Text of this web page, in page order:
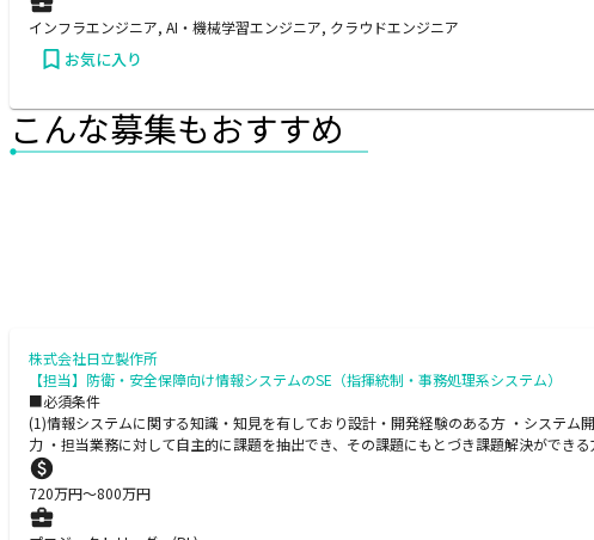
インフラエンジニア, AI・機械学習エンジニア, クラウドエンジニア
お気に入り
こんな募集もおすすめ
株式会社日立製作所
【担当】防衛・安全保障向け情報システムのSE（指揮統制・事務処理系システム）
■必須条件
(1)情報システムに関する知識・知見を有しており設計・開発経験のある方 ・システ
力 ・担当業務に対して自主的に課題を抽出でき、その課題にもとづき課題解決がで
720万円〜800万円